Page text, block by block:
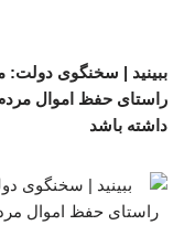
ببینید | سخنگوی دولت:
راستای حفظ اموال
داشته باشد